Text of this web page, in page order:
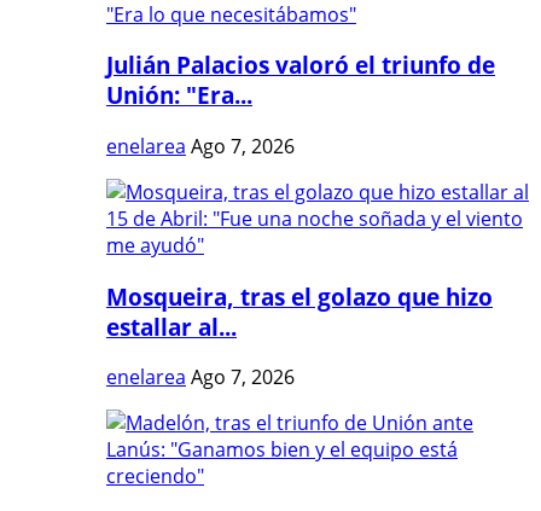
Julián Palacios valoró el triunfo de
Unión: "Era...
enelarea Ago 7, 2026
Mosqueira, tras el golazo que hizo
estallar al...
enelarea Ago 7, 2026